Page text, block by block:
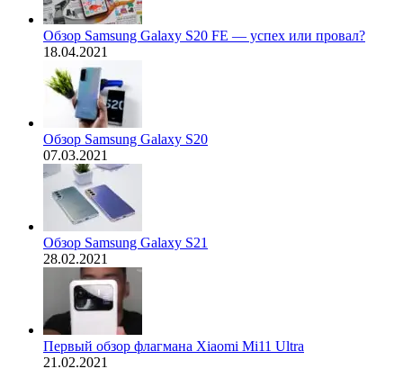
Обзор Samsung Galaxy S20 FE — успех или провал?
18.04.2021
Обзор Samsung Galaxy S20
07.03.2021
Обзор Samsung Galaxy S21
28.02.2021
Первый обзор флагмана Xiaomi Mi11 Ultra
21.02.2021